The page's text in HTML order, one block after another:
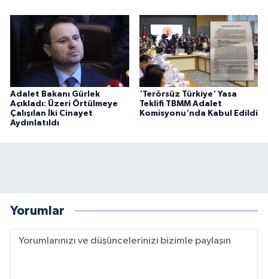
Adalet Bakanı Gürlek
Açıkladı: Üzeri Örtülmeye
Çalışılan İki Cinayet
Aydınlatıldı
'Terörsüz Türkiye' Yasa
Teklifi TBMM Adalet
Komisyonu'nda Kabul Edildi
Yorumlar